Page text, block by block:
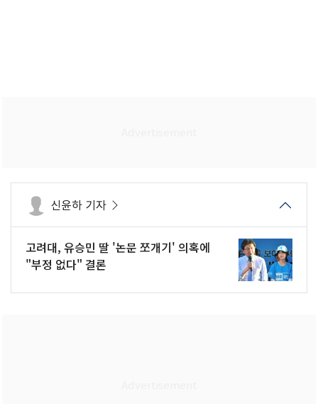
신윤하 기자
고려대, 유승민 딸 '논문 쪼개기' 의혹에
"부정 없다" 결론